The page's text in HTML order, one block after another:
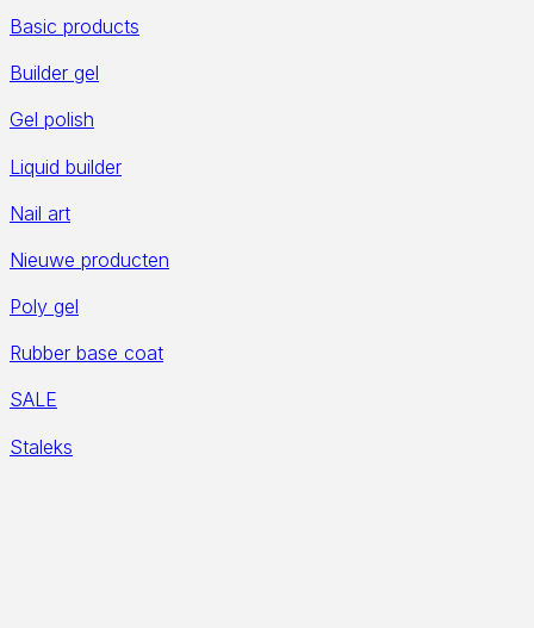
Basic products
Builder gel
Gel polish
Liquid builder
Nail art
Nieuwe producten
Poly gel
Rubber base coat
SALE
Staleks